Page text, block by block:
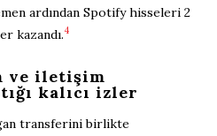
ardından Spotify hisseleri 2
kazandı.4
ve iletişim
kalıcı izler
transferini birlikte